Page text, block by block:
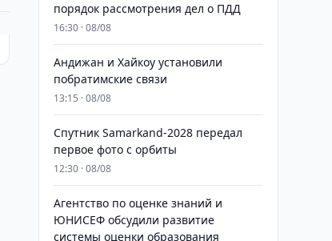
порядок рассмотрения дел о ПДД
16:30 · 08/08
Андижан и Хайкоу установили
побратимские связи
13:15 · 08/08
Спутник Samarkand-2028 передал
первое фото с орбиты
12:30 · 08/08
Агентство по оценке знаний и
ЮНИСЕФ обсудили развитие
системы оценки образования